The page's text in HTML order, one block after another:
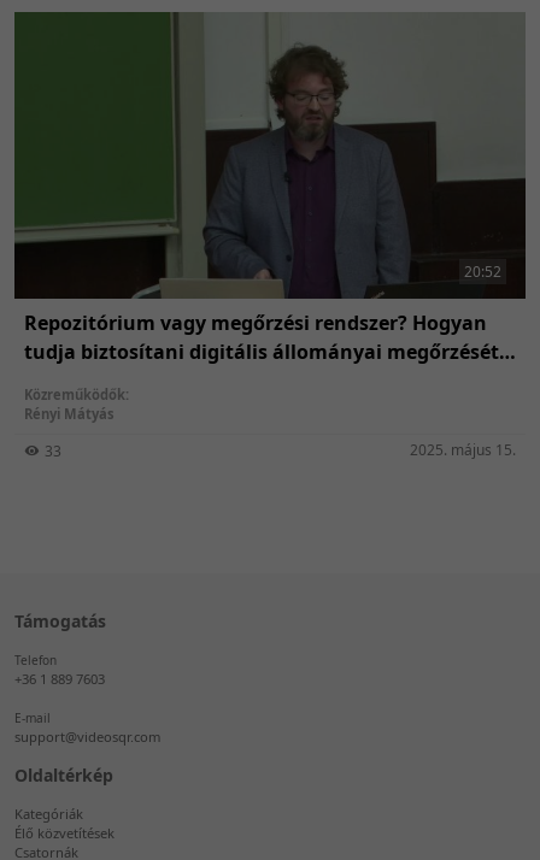
20:52
Repozitórium vagy megőrzési rendszer? Hogyan
tudja biztosítani digitális állományai megőrzését
Közreműködők:
Rényi Mátyás
33 2025. május 15.
Támogatás
Telefon
+36 1 889 7603
E-mail
support@videosqr.com
Oldaltérkép
Kategóriák
Élő közvetítések
Csatornák